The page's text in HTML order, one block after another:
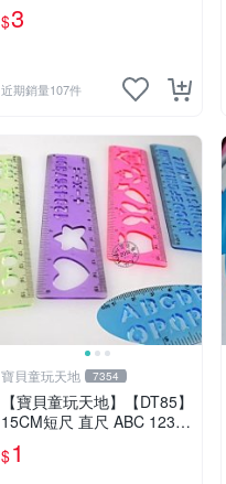
玩具 夜市套圈圈 塑膠套環
遊戲道具 套環
$3
近期銷量107件
寶貝童玩天地 7354
【寶貝童玩天地】【DT85】
15CM短尺 直尺 ABC 123
可愛花樣~1支 特價1元
$1